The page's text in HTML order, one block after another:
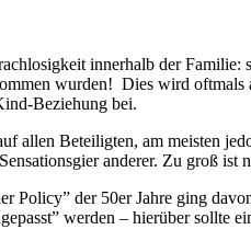
innerhalb der
wurden! Dies wird
Beziehung bei.
allen Beteiligten, am meisten
anderer. Zu groß ist
Policy” der 50er Jahre ging
werden – hierüber